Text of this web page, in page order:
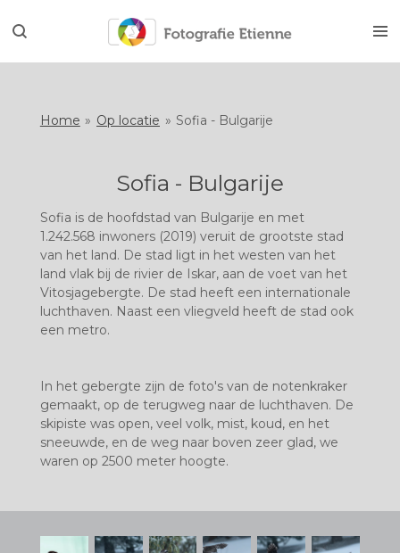
direct
Home » Op locatie » Sofia - Bulgarije
Sofia - Bulgarije
Sofia is de hoofdstad van Bulgarije en met
1.242.568 inwoners (2019) veruit de grootste stad
van het land. De stad ligt in het westen van het
land vlak bij de rivier de Iskar, aan de voet van het
Vitosjagebergte. De stad heeft een internationale
luchthaven. Naast een vliegveld heeft de stad ook
een metro.
In het gebergte zijn de foto's van de notenkraker
gemaakt, op de terugweg naar de luchthaven. De
skipiste was open, veel volk, mist, koud, en het
sneeuwde, en de weg naar boven zeer glad, we
waren op 2500 meter hoogte.